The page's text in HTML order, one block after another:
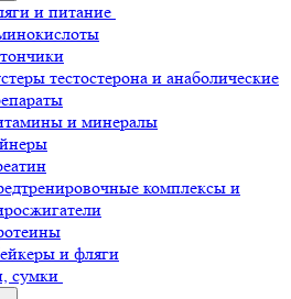
и питание
тестостерона и анаболические
и минералы
комплексы и
и фляги
сумки